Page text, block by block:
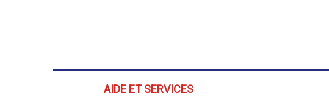
AIDE ET SERVICES